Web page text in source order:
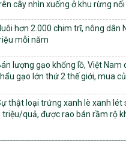
kinh tế – xã hội vùng đồng
giai đoạn 2026-2035, giai
BNNMT
hiện một số nội dung tiêu chí,
về nông thôn mới giai đoạn
nhà nước của Bộ Nông nghiệp
trình mục tiêu quốc gia
bền vững và phát triển
tộc thiểu số và miền núi giai
cây nhìn xuống ở khu rừng nổi
hơn 2.000 chim trĩ, nông dân
mỗi năm
lượng gạo khổng lồ, Việt Nam
gạo lớn thứ 2 thế giới, mua
thật loại trứng xanh lè xanh lét
triệu/quả, được rao bán rầm rộ